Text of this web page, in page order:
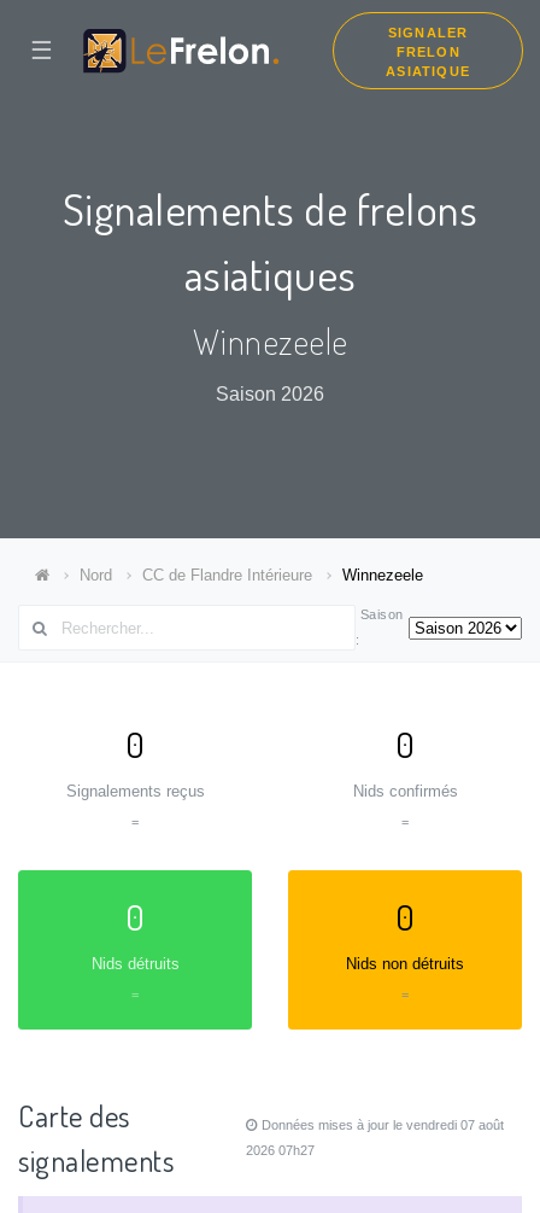
☰
SIGNALER
FRELON
ASIATIQUE
Signalements de frelons
asiatiques
Winnezeele
Saison 2026
Nord CC de Flandre Intérieure Winnezeele
Saison
:
0
Signalements reçus
=
0
Nids confirmés
=
0
Nids détruits
=
0
Nids non détruits
=
Carte des
signalements
Données mises à jour le vendredi 07 août
2026 07h27